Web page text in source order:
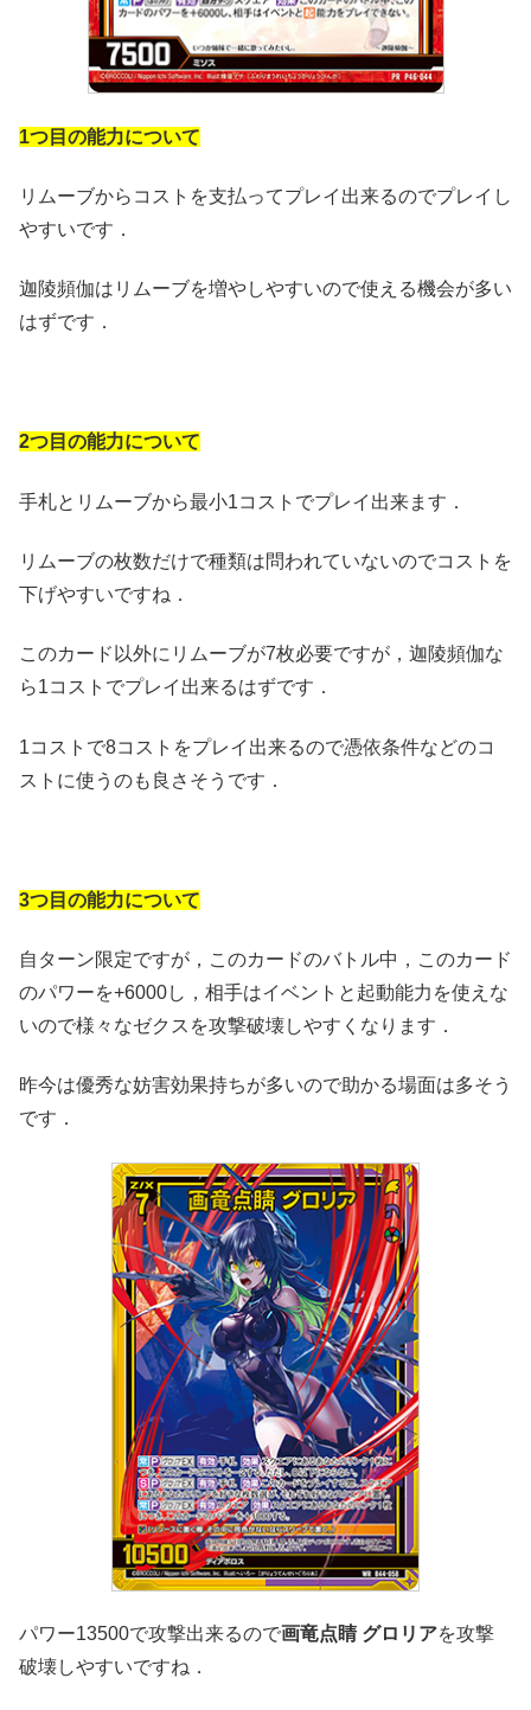
1つ目の能力について
リムーブからコストを支払ってプレイ出来るのでプレイし
やすいです．
迦陵頻伽はリムーブを増やしやすいので使える機会が多い
はずです．
2つ目の能力について
手札とリムーブから最小1コストでプレイ出来ます．
リムーブの枚数だけで種類は問われていないのでコストを
下げやすいですね．
このカード以外にリムーブが7枚必要ですが，迦陵頻伽な
ら1コストでプレイ出来るはずです．
1コストで8コストをプレイ出来るので憑依条件などのコ
ストに使うのも良さそうです．
3つ目の能力について
自ターン限定ですが，このカードのバトル中，このカード
のパワーを+6000し，相手はイベントと起動能力を使えな
いので様々なゼクスを攻撃破壊しやすくなります．
昨今は優秀な妨害効果持ちが多いので助かる場面は多そう
です．
パワー13500で攻撃出来るので画竜点睛 グロリアを攻撃
破壊しやすいですね．